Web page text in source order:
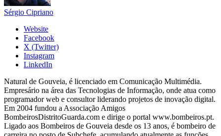
Sérgio Cipriano
Website
Facebook
X (Twitter)
Instagram
LinkedIn
Natural de Gouveia, é licenciado em Comunicação Multimédia.
Empresário na área das Tecnologias de Informação, onde atua como
programador web e consultor liderando projetos de inovação digital.
Em 2004 fundou a Associação Amigos
BombeirosDistritoGuarda.com e dirige o portal www.bombeiros.pt.
Ligado aos Bombeiros de Gouveia desde os 13 anos, é bombeiro de